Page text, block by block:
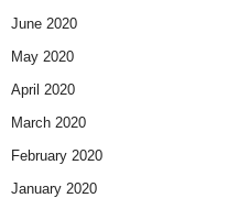
June 2020
May 2020
April 2020
March 2020
February 2020
January 2020